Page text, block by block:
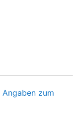
Angaben zum